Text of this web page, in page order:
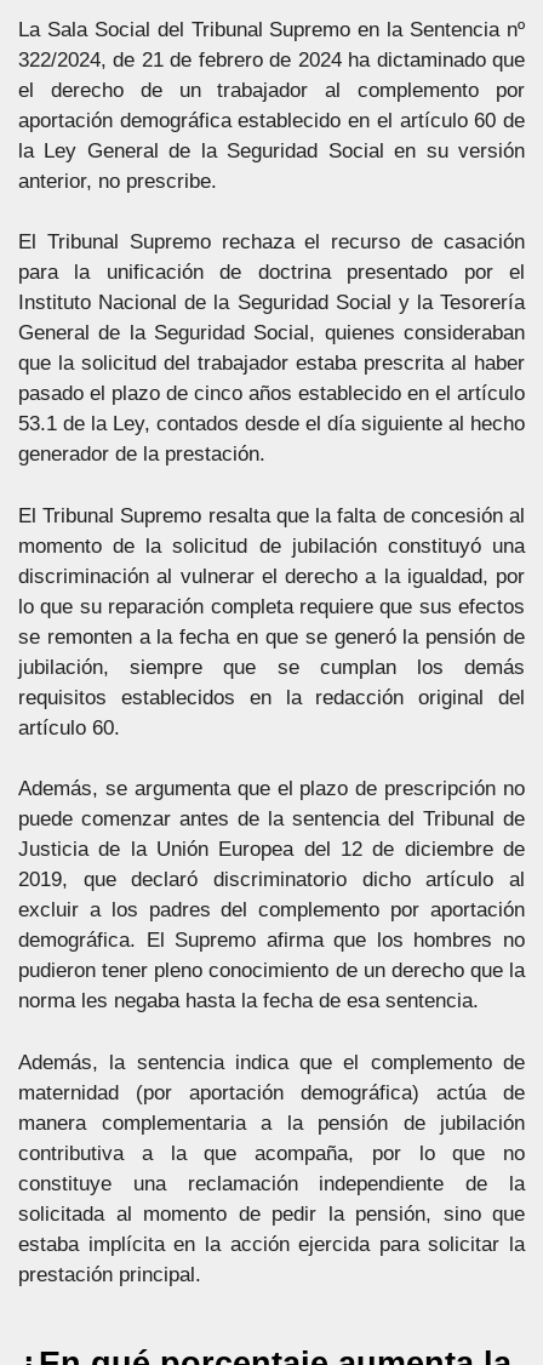
La Sala Social del Tribunal Supremo en la Sentencia nº
322/2024, de 21 de febrero de 2024 ha dictaminado que
el derecho de un trabajador al complemento por
aportación demográfica establecido en el artículo 60 de
la Ley General de la Seguridad Social en su versión
anterior, no prescribe.
El Tribunal Supremo rechaza el recurso de casación
para la unificación de doctrina presentado por el
Instituto Nacional de la Seguridad Social y la Tesorería
General de la Seguridad Social, quienes consideraban
que la solicitud del trabajador estaba prescrita al haber
pasado el plazo de cinco años establecido en el artículo
53.1 de la Ley, contados desde el día siguiente al hecho
generador de la prestación.
El Tribunal Supremo resalta que la falta de concesión al
momento de la solicitud de jubilación constituyó una
discriminación al vulnerar el derecho a la igualdad, por
lo que su reparación completa requiere que sus efectos
se remonten a la fecha en que se generó la pensión de
jubilación, siempre que se cumplan los demás
requisitos establecidos en la redacción original del
artículo 60.
Además, se argumenta que el plazo de prescripción no
puede comenzar antes de la sentencia del Tribunal de
Justicia de la Unión Europea del 12 de diciembre de
2019, que declaró discriminatorio dicho artículo al
excluir a los padres del complemento por aportación
demográfica. El Supremo afirma que los hombres no
pudieron tener pleno conocimiento de un derecho que la
norma les negaba hasta la fecha de esa sentencia.
Además, la sentencia indica que el complemento de
maternidad (por aportación demográfica) actúa de
manera complementaria a la pensión de jubilación
contributiva a la que acompaña, por lo que no
constituye una reclamación independiente de la
solicitada al momento de pedir la pensión, sino que
estaba implícita en la acción ejercida para solicitar la
prestación principal.